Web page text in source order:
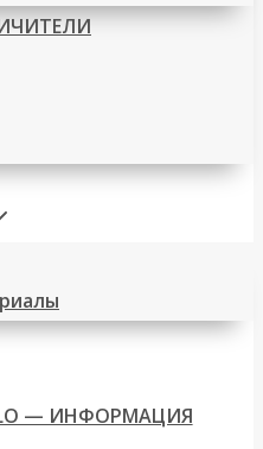
— ИНФОРМАЦИЯ